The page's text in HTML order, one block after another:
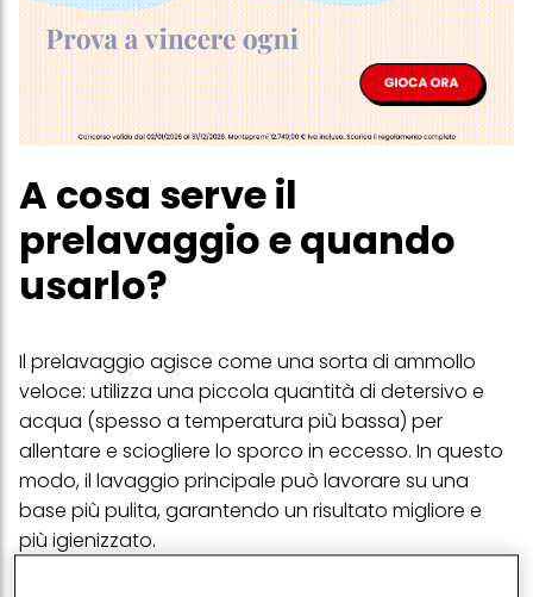
A cosa serve il
prelavaggio e quando
usarlo?
Il prelavaggio agisce come una sorta di ammollo
veloce: utilizza una piccola quantità di detersivo e
acqua (spesso a temperatura più bassa) per
allentare e sciogliere lo sporco in eccesso. In questo
modo, il lavaggio principale può lavorare su una
base più pulita, garantendo un risultato migliore e
più igienizzato.